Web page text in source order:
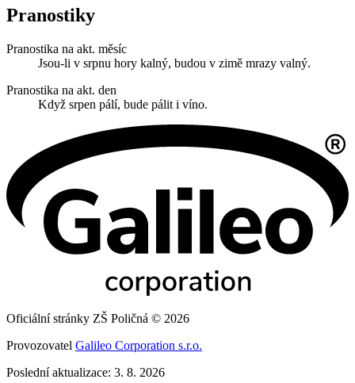
Pranostiky
Pranostika na akt. měsíc
Jsou-li v srpnu hory kalný, budou v zimě mrazy valný.
Pranostika na akt. den
Když srpen pálí, bude pálit i víno.
Oficiální stránky ZŠ Poličná © 2026
Provozovatel Galileo Corporation s.r.o.
Poslední aktualizace: 3. 8. 2026